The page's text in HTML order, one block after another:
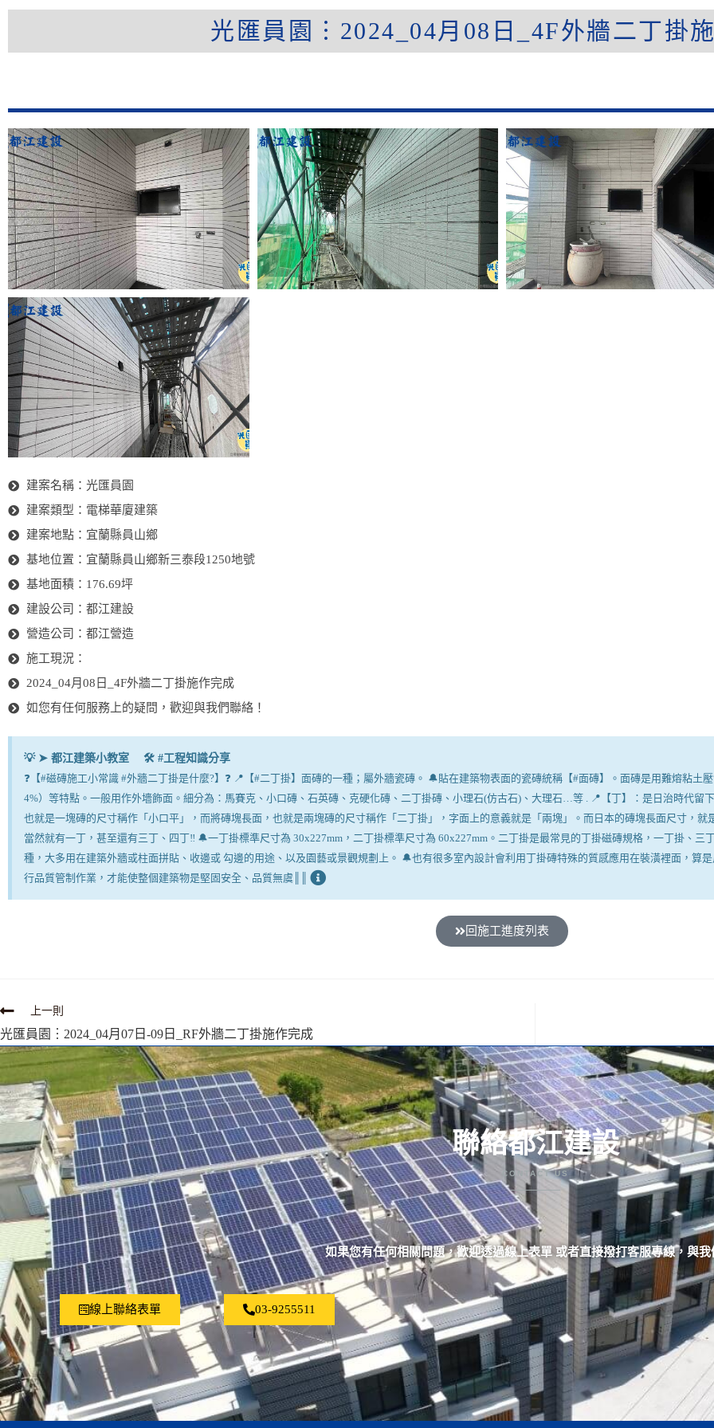
光匯員園︙2024_04月08日_4F外牆二丁掛
建案名稱：光匯員園
建案類型：電梯華廈建築
建案地點：宜蘭縣員山鄉
基地位置：宜蘭縣員山鄉新三泰段1250地號
基地面積：176.69坪
建設公司：都江建設
營造公司：都江營造
施工現況：
2024_04月08日_4F外牆二丁掛施作完成
如您有任何服務上的疑問，歡迎與我們聯絡！
💡 ➤ 都江建築小教室 🛠 #工程知識分享
❓【#磁磚施工小常識 #外牆二丁掛是什麼?】❓ 📍【#二丁掛】面磚的一種；屬外牆瓷磚。 🔔貼在建築物表面的瓷磚統稱【#面磚】。面磚是用難熔粘
4%）等特點。一般用作外墻飾面。細分為：馬賽克、小口磚、石英磚、克硬化磚、二丁掛磚、小理石(仿古石)、大理石…等 . 📍【丁】：是日治時代留
也就是一塊磚的尺寸稱作「小口平」，而將磚塊長面，也就是兩塊磚的尺寸稱作「二丁掛」，字面上的意義就是「兩塊」。而日本的磚塊長面尺寸，就
當然就有一丁，甚至還有三丁、四丁‼️ 🔔一丁掛標準尺寸為 30x227mm，二丁掛標準尺寸為 60x227mm。二丁掛是最常見的丁掛磁磚規格，一丁掛、三
種，大多用在建築外牆或柱面拼貼、收邊或 勾邊的用途、以及園藝或景觀規劃上。 🔔也有很多室內設計會利用丁掛磚特殊的質感應用在裝潢裡面，算
行品質管制作業，才能使整個建築物是堅固安全、品質無虞║║
回施工進度列表
上一則
光匯員園︙2024_04月07日-09日_RF外牆二丁掛施作完成
聯絡都江建設
CONTACT US
如果您有任何相關問題，歡迎透過線上表單 或者直接撥打客服專線，與我
線上聯絡表單 03-9255511